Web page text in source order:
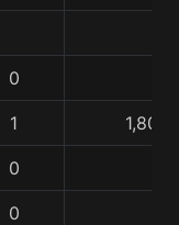
0
1
0
0